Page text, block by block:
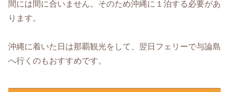
間には間に合いません。そのため沖縄に１泊する必要があ
ります。
沖縄に着いた日は那覇観光をして、翌日フェリーで与論島
へ行くのもおすすめです。